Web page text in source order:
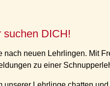
suchen DICH!
nach neuen Lehrlingen. Mit
zu einer